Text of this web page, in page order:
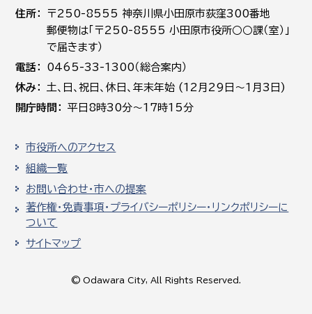
住所
〒250-8555 神奈川県小田原市荻窪300番地
郵便物は「〒250-8555 小田原市役所○○課（室）」
で届きます）
電話
0465-33-1300（総合案内）
休み
土､日､祝日、休日、年末年始 (12月29日～1月3日)
開庁時間
平日8時30分～17時15分
市役所へのアクセス
組織一覧
お問い合わせ・市への提案
著作権・免責事項・プライバシーポリシー・リンクポリシーに
ついて
サイトマップ
© Odawara City, All Rights Reserved.